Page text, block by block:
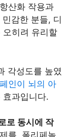
산화 작용과
감한 분들, 디
오히려 유리할
각성도를 높였
인이 뇌의 아
효과입니다.
로 동시에 작